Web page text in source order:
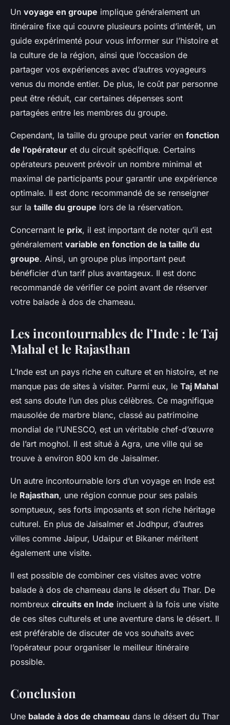
Un voyage en groupe implique généralement un
itinéraire fixe qui couvre plusieurs points d’intérêt, un
guide expérimenté pour vous informer sur l’histoire et
la culture de la région, ainsi que l’occasion de
partager vos expériences avec d’autres voyageurs
venus du monde entier. De plus, le coût par personne
peut être réduit, car certaines dépenses sont
partagées entre les membres du groupe.
Cependant, la taille du groupe peut varier en fonction
de l’opérateur et du circuit spécifique. Certains
opérateurs peuvent prévoir un nombre minimal et
maximal de participants pour garantir une expérience
optimale. Il est donc recommandé de se renseigner
sur la taille du groupe lors de la réservation.
Concernant le prix, il est important de noter qu’il est
généralement variable en fonction de la taille du
groupe. Ainsi, un groupe plus important peut
bénéficier d’un tarif plus avantageux. Il est donc
recommandé de vérifier ce point avant de réserver
votre balade à dos de chameau.
Les incontournables de l’Inde : le Taj
Mahal et le Rajasthan
L’Inde est un pays riche en culture et en histoire, et ne
manque pas de sites à visiter. Parmi eux, le Taj Mahal
est sans doute l’un des plus célèbres. Ce magnifique
mausolée de marbre blanc, classé au patrimoine
mondial de l’UNESCO, est un véritable chef-d’œuvre
de l’art moghol. Il est situé à Agra, une ville qui se
trouve à environ 800 km de Jaisalmer.
Un autre incontournable lors d’un voyage en Inde est
le Rajasthan, une région connue pour ses palais
somptueux, ses forts imposants et son riche héritage
culturel. En plus de Jaisalmer et Jodhpur, d’autres
villes comme Jaipur, Udaipur et Bikaner méritent
également une visite.
Il est possible de combiner ces visites avec votre
balade à dos de chameau dans le désert du Thar. De
nombreux circuits en Inde incluent à la fois une visite
de ces sites culturels et une aventure dans le désert. Il
est préférable de discuter de vos souhaits avec
l’opérateur pour organiser le meilleur itinéraire
possible.
Conclusion
Une balade à dos de chameau dans le désert du Thar